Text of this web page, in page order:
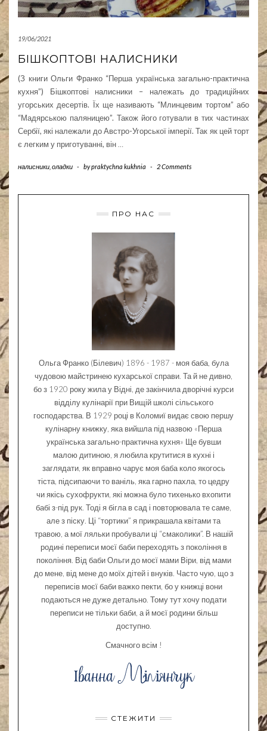
19/06/2021
БІШКОПТОВІ НАЛИСНИКИ
(З книги Ольги Франко “Перша українська загально-практична
кухня”) Бішкоптові налисники – належать до традиційних
угорських десертів. Їх ще називають “Млинцевим тортом” або
“Мадярською паляницею”. Також його готували в тих частинах
Сербії, які належали до Австро-Угорської імперії. Так як цей торт
є легким у приготуванні, він…
налисники, оладки - bypraktychna kukhnia - 2 Comments
ПРО НАС
Ольга Франко (Білевич) 1896 - 1987 - моя баба, була
чудовою майстринею кухарської справи. Та й не дивно,
бо з 1920 року жила у Відні, де закінчила дворічні курси
відділу кулінарії при Вищій школі сільського
господарства. В 1929 році в Коломиї видає свою першу
кулінарну книжку, яка вийшла під назвою «Перша
українська загально-практична кухня» Ще бувши
малою дитиною, я любила крутитися в кухні і
заглядати, як вправно чарує моя баба коло якогось
тіста, підсипаючи то ваніль, яка гарно пахла, то цедру
чи якісь сухофрукти, які можна було тихенько вхопити
бабі з-під рук. Тоді я бігла в сад і повторювала те саме,
але з піску. Ці “тортики” я прикрашала квітами та
травою, а мої ляльки пробували ці “смаколики”. В нашій
родині переписи моєї баби переходять з покоління в
покоління. Від баби Ольги до моєї мами Віри, від мами
до мене, від мене до моїх дітей і внуків. Часто чую, що з
переписів моєї баби важко пекти, бо у книжці вони
подаються не дуже детально. Тому тут хочу подати
переписи не тільки баби, а й моєї родини більш
доступно.
Смачного всім !
СТЕЖИТИ